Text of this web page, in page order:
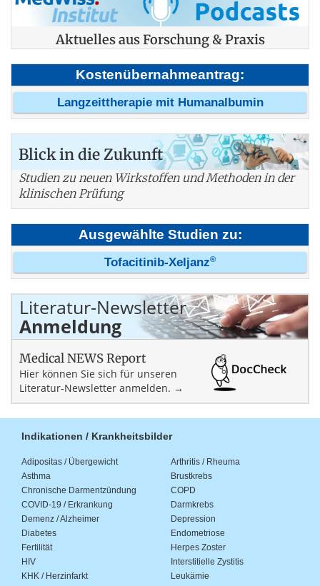
Aktuelles aus Forschung & Praxis
Kostenübernahmeantrag:
Langzeittherapie mit Humanalbumin
Blick in die Zukunft
Studien zu neuen Wirkstoffen und Methoden in der
klinischen Prüfung
Ausgewählte Studien zu:
Tofacitinib-Xeljanz®
Literatur-Newsletter
Anmeldung
Medical NEWS Report
Hier können Sie sich für unseren
Literatur-Newsletter anmelden. →
Indikationen / Krankheitsbilder
Adipositas / Übergewicht
Arthritis / Rheuma
Asthma
Brustkrebs
Chronische Darmentzündung
COPD
COVID-19 / Erkrankung
Darmkrebs
Demenz / Alzheimer
Depression
Diabetes
Endometriose
Fertilität
Herpes Zoster
HIV
Interstitielle Zystitis
KHK / Herzinfarkt
Leukämie